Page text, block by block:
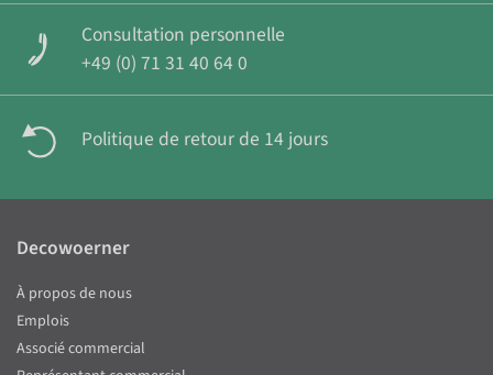
Consultation personnelle
+49 (0) 71 31 40 64 0
Politique de retour de 14 jours
Decowoerner
À propos de nous
Emplois
Associé commercial